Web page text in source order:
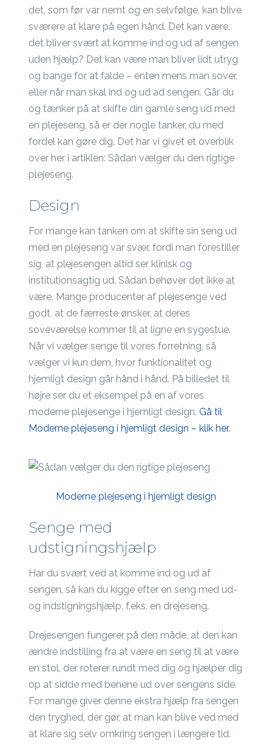
det, som før var nemt og en selvfølge, kan blive
sværere at klare på egen hånd. Det kan være,
det bliver svært at komme ind og ud af sengen
uden hjælp? Det kan være man bliver lidt utryg
og bange for at falde – enten mens man sover,
eller når man skal ind og ud ad sengen. Går du
og tænker på at skifte din gamle seng ud med
en plejeseng, så er der nogle tanker, du med
fordel kan gøre dig. Det har vi givet et overblik
over her i artiklen: Sådan vælger du den rigtige
plejeseng.
Design
For mange kan tanken om at skifte sin seng ud
med en plejeseng var svær, fordi man forestiller
sig, at plejesengen altid ser klinisk og
institutionsagtig ud. Sådan behøver det ikke at
være. Mange producenter af plejesenge ved
godt, at de færreste ønsker, at deres
soveværelse kommer til at ligne en sygestue.
Når vi vælger senge til vores forretning, så
vælger vi kun dem, hvor funktionalitet og
hjemligt design går hånd i hånd. På billedet til
højre ser du et eksempel på en af vores
moderne plejesenge i hjemligt design.Gå til
Moderne plejeseng i hjemligt design – klik her.
Moderne plejeseng i hjemligt design
Senge med
udstigningshjælp
Har du svært ved at komme ind og ud af
sengen, så kan du kigge efter en seng med ud-
og indstigningshjælp, f.eks. en drejeseng.
Drejesengen fungerer på den måde, at den kan
ændre indstilling fra at være en seng til at være
en stol, der roterer rundt med dig og hjælper dig
op at sidde med benene ud over sengens side.
For mange giver denne ekstra hjælp fra sengen
den tryghed, der gør, at man kan blive ved med
at klare sig selv omkring sengen i længere tid.